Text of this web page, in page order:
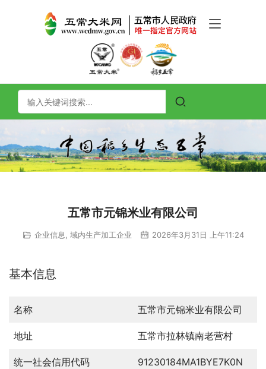
五常市元锦米业有限公司
企业信息 域内生产加工企业 2026年3月31日 上午11:24
基本信息
名称 五常市元锦米业有限公司
地址 五常市拉林镇南老营村
统一社会信用代码 91230184MA1BYE7K0N